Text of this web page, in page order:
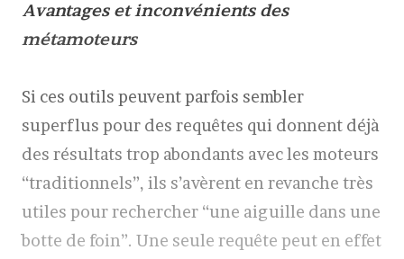
Avantages et inconvénients des
métamoteurs
Si ces outils peuvent parfois sembler
superflus pour des requêtes qui donnent déjà
des résultats trop abondants avec les moteurs
“traditionnels”, ils s’avèrent en revanche très
utiles pour rechercher “une aiguille dans une
botte de foin”. Une seule requête peut en effet